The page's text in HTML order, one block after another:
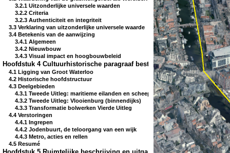
3.2.1 Uitzonderlijke universele waarden
3.2.2 Criteria
3.2.3 Authenticiteit en integriteit
3.3 Verklaring van uitzonderlijke universele waarde
3.4 Betekenis van de aanwijzing
3.4.1 Algemeen
3.4.2 Nieuwbouw
3.4.3 Visual impact en hoogbouwbeleid
Hoofdstuk 4 Cultuurhistorische paragraaf bestemmingsplan Groot
4.1 Ligging van Groot Waterloo
4.2 Historische hoofdstructuur
4.3 Deelgebieden
4.3.1 Tweede Uitleg: maritieme eilanden en scheepswerven (buitendijks)
4.3.2 Tweede Uitleg: Vlooienburg (binnendijks)
4.3.3 Transformatie bolwerken Vierde Uitleg
4.4 Verstoringen
4.4.1 Ingrepen
4.4.2 Jodenbuurt, de teloorgang van een wijk
4.4.3 Metro, acties en rellen
4.5 Resumé